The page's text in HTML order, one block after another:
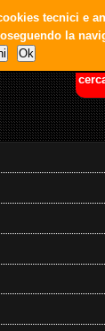
tecnici e
la
Ok